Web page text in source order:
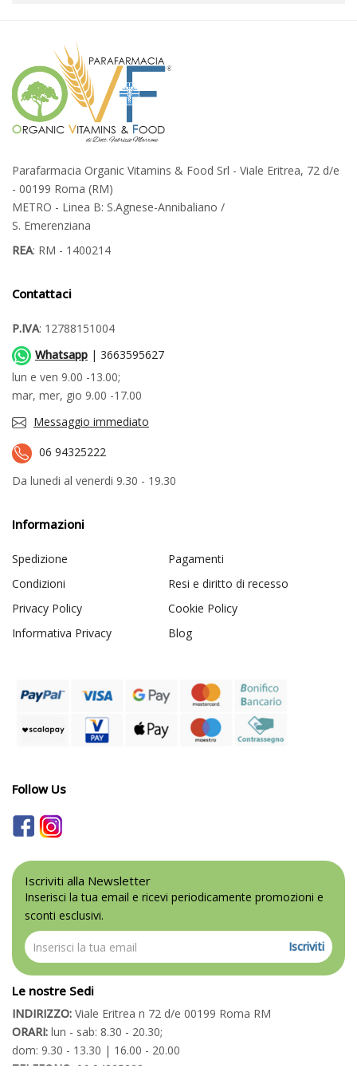
Parafarmacia Organic Vitamins & Food Srl - Viale Eritrea, 72 d/e
- 00199 Roma (RM)
METRO - Linea B: S.Agnese-Annibaliano /
S. Emerenziana
REA: RM - 1400214
Contattaci
P.IVA: 12788151004
Whatsapp | 3663595627
lun e ven 9.00 -13.00;
mar, mer, gio 9.00 -17.00
Messaggio immediato
06 94325222
Da lunedi al venerdi 9.30 - 19.30
Informazioni
Spedizione
Pagamenti
Condizioni
Resi e diritto di recesso
Privacy Policy
Cookie Policy
Informativa Privacy
Blog
Follow Us
Iscriviti alla Newsletter
Inserisci la tua email e ricevi periodicamente promozioni e
sconti esclusivi.
Iscriviti
Le nostre Sedi
INDIRIZZO: Viale Eritrea n 72 d/e 00199 Roma RM
ORARI: lun - sab: 8.30 - 20.30;
dom: 9.30 - 13.30 | 16.00 - 20.00
TELEFONO: 06 94325222